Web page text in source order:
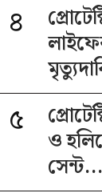
৪
৫
ও
সেন্ট...